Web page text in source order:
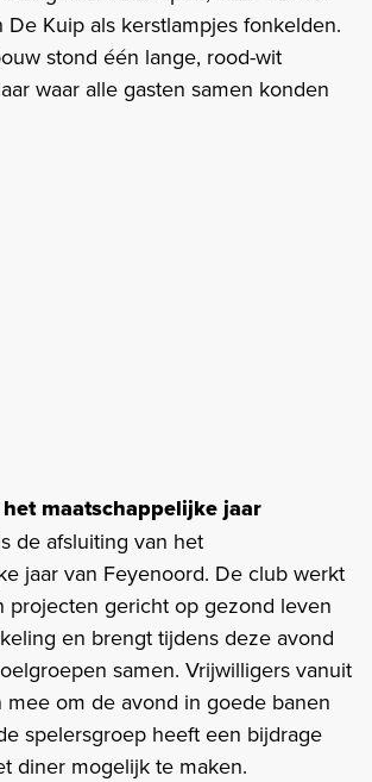
De Kuip als kerstlampjes fonkelden.
stond één lange, rood-wit
waar alle gasten samen konden
maatschappelijke jaar
de afsluiting van het
jaar van Feyenoord. De club werkt
projecten gericht op gezond leven
en brengt tijdens deze avond
samen. Vrijwilligers vanuit
om de avond in goede banen
spelersgroep heeft een bijdrage
diner mogelijk te maken.